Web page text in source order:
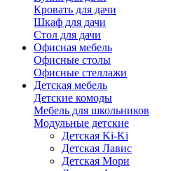
Кровать для дачи
Шкаф для дачи
Стол для дачи
Офисная мебель
Офисные столы
Офисные стеллажи
Детская мебель
Детские комоды
Мебель для школьников
Модульные детские
Детская Ki-Ki
Детская Лавис
Детская Мори